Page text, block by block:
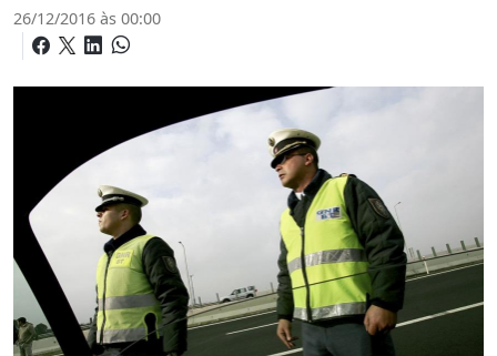
26/12/2016 às 00:00